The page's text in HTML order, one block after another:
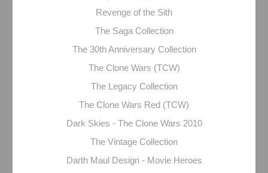
Revenge of the Sith
The Saga Collection
The 30th Anniversary Collection
The Clone Wars (TCW)
The Legacy Collection
The Clone Wars Red (TCW)
Dark Skies - The Clone Wars 2010
The Vintage Collection
Darth Maul Design - Movie Heroes